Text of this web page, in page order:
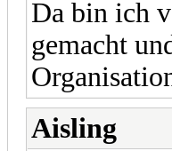
Da bin ich
gemacht
Aisling